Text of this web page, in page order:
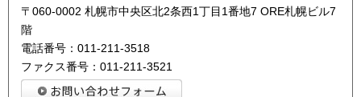
〒060-0002 札幌市中央区北2条西1丁目1番地7 ORE札幌ビル7
階
電話番号：011-211-3518
ファクス番号：011-211-3521